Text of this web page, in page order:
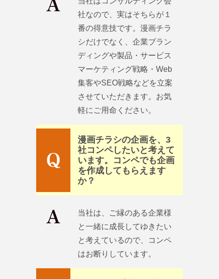
社なので、実はそちらが１
番の得意技です。漫画チラ
シだけでなく、企業ブラン
ディングや製品・サービス
マーケティング戦略・Web
集客やSEO戦略などを立案
させていただきます。お気
軽にご用命ください。
漫画チラシの企画を、3
社コンペしたいと考えて
います。コンペでも企画
を作成してもらえます
か？
当社は、ご縁のある企業様
と一緒に成長してゆきたい
と考えているので、コンペ
はお断りしています。